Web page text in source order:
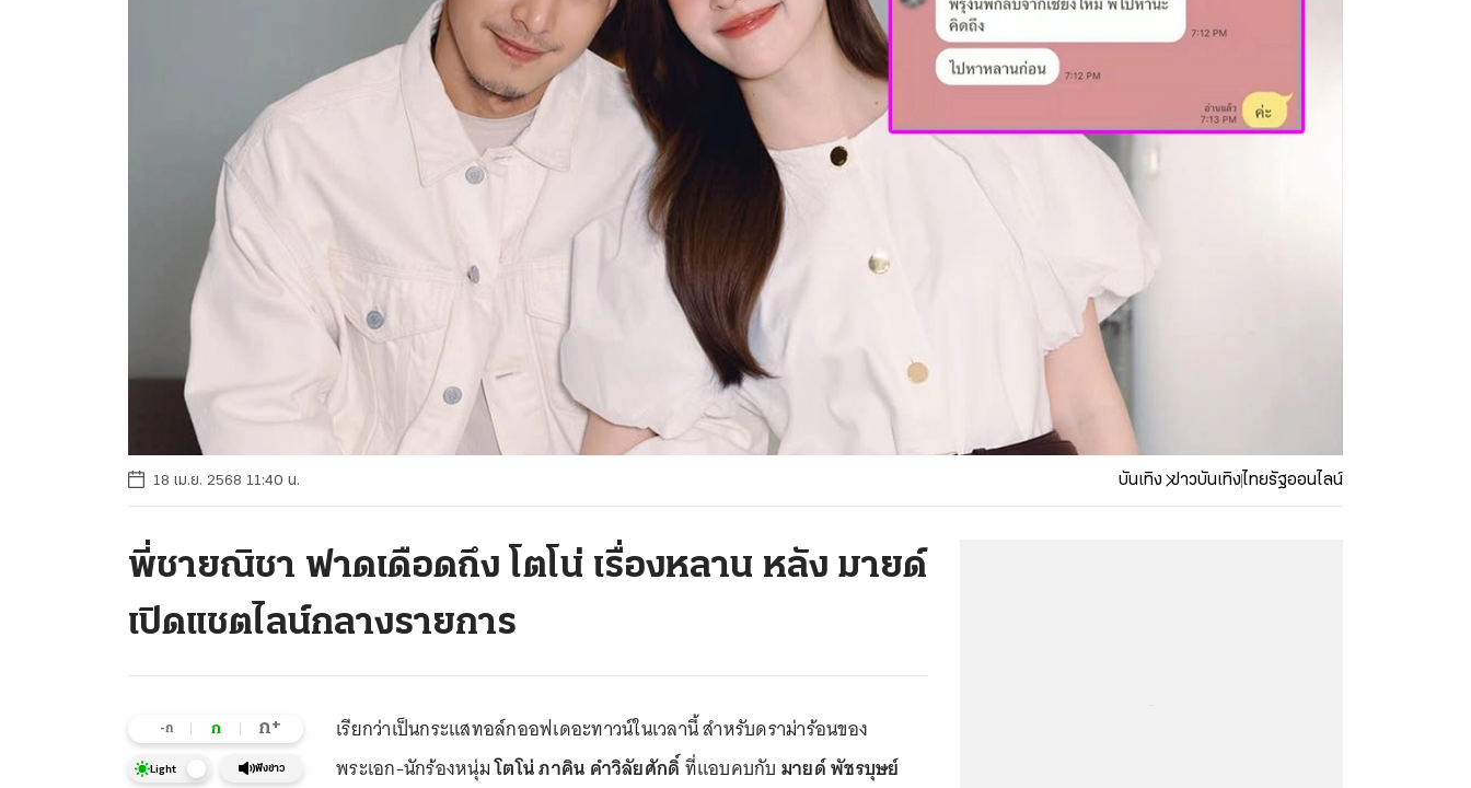
18 เม.ย. 2568 11:40 น. บันเทิง ข่าวบันเทิงไทยรัฐออนไลน์
พี่ชายณิชา ฟาดเดือดถึง โตโน่ เรื่องหลาน หลัง มายด์
เปิดแชตไลน์กลางรายการ
-ก ก ก+
Light ฟังข่าว
เรียกว่าเป็นกระแสทอล์กออฟเดอะทาวน์ในเวลานี้ สำหรับดราม่าร้อนของ
พระเอก-นักร้องหนุ่มโตโน่ ภาคิน คำวิลัยศักดิ์ที่แอบคบกับ มายด์ พัชรบุษย์